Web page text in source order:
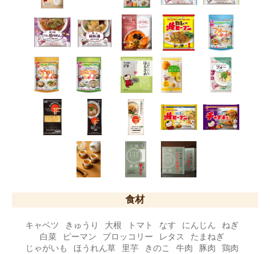
食材
キャベツ きゅうり 大根 トマト なす にんじん
ねぎ
白菜
ピーマン ブロッコリー レタス
たまねぎ
じゃがいも
ほうれん草 里芋 きのこ 牛肉 豚肉
鶏肉